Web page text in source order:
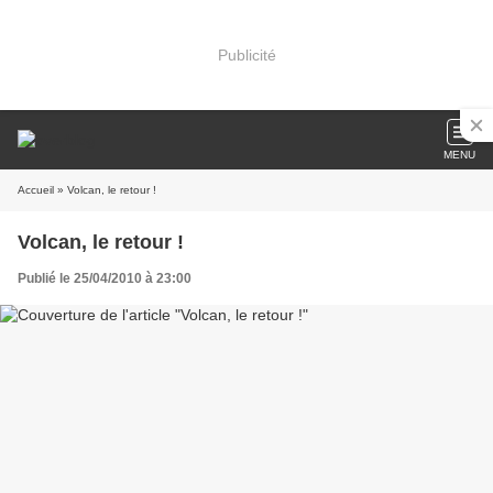
Publicité
MENU
Accueil » Volcan, le retour !
Volcan, le retour !
Publié le 25/04/2010 à 23:00